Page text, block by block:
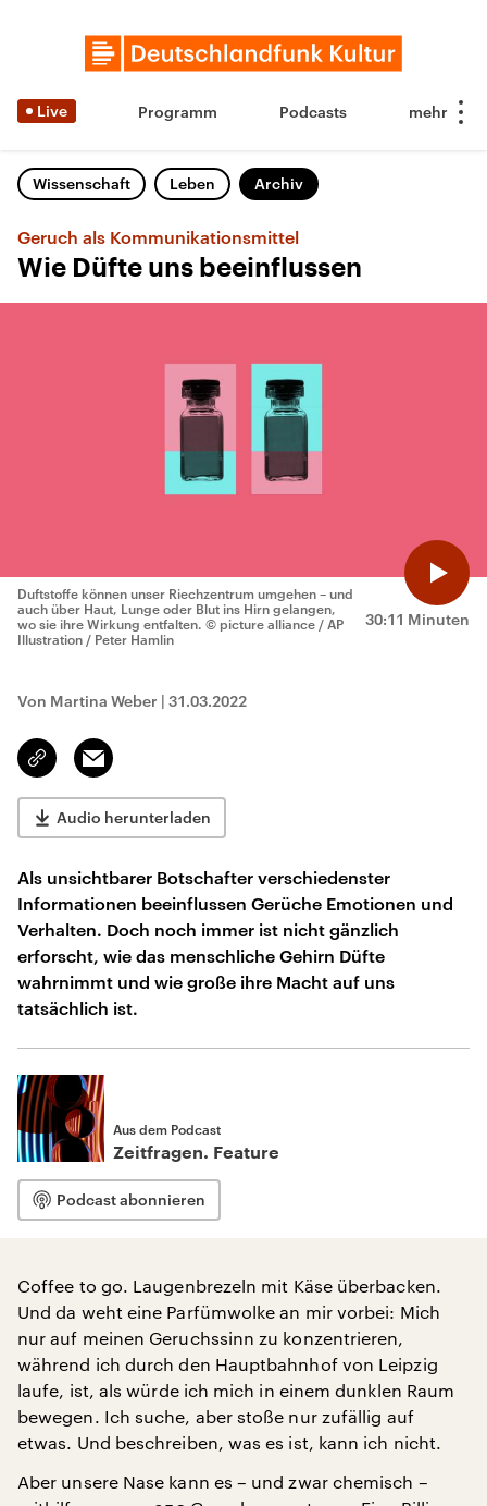
Live Programm Podcasts
Wissenschaft Leben Archiv
Geruch als Kommunikationsmittel
Wie Düfte uns beeinflussen
30:11 Minuten
Duftstoffe können unser Riechzentrum umgehen – und
auch über Haut, Lunge oder Blut ins Hirn gelangen,
wo sie ihre Wirkung entfalten. © picture alliance / AP
Illustration / Peter Hamlin
Von Martina Weber | 31.03.2022
Link
kopieren/teilen
Email
Audio herunterladen
Als unsichtbarer Botschafter verschiedenster
Informationen beeinflussen Gerüche Emotionen und
Verhalten. Doch noch immer ist nicht gänzlich
erforscht, wie das menschliche Gehirn Düfte
wahrnimmt und wie große ihre Macht auf uns
tatsächlich ist.
Aus dem Podcast
Zeitfragen. Feature
Podcast abonnieren
Coffee to go. Laugenbrezeln mit Käse überbacken.
Und da weht eine Parfümwolke an mir vorbei: Mich
nur auf meinen Geruchssinn zu konzentrieren,
während ich durch den Hauptbahnhof von Leipzig
laufe, ist, als würde ich mich in einem dunklen Raum
bewegen. Ich suche, aber stoße nur zufällig auf
etwas. Und beschreiben, was es ist, kann ich nicht.
Aber unsere Nase kann es – und zwar chemisch –